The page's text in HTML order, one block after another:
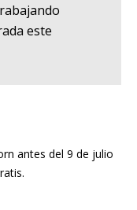
este
antes del 9 de julio